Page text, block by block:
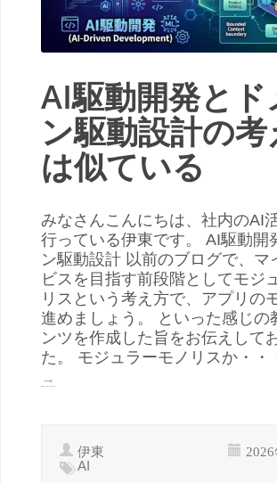
AI駆動開発とド
ン駆動設計の
は似ている
みなさんこんにちは、社内のAI
行っている伊東です。 AI駆動開
ン駆動設計 以前のブログで、マ
ビスを目指す前段階としてモジ
リスという考え方で、アプリの
進めましょう。 といった感じの
ンツを作成した旨をお伝えして
た。 モジュラーモノリスか・・
→
伊東
AI